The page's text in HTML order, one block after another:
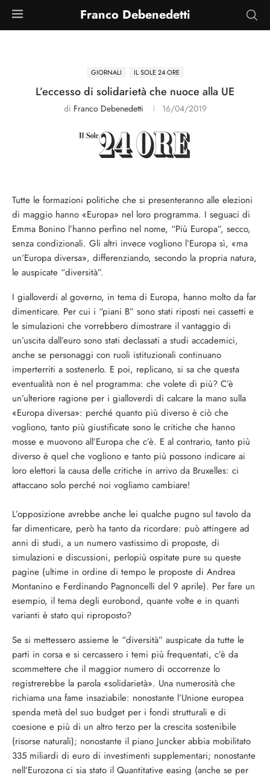
Franco Debenedetti
GIORNALI IL SOLE 24 ORE
L’eccesso di solidarietà che nuoce alla UE
di Franco Debenedetti 16/04/2019
Tutte le formazioni politiche che si presenteranno alle elezioni
di maggio hanno «Europa» nel loro programma. I seguaci di
Emma Bonino l’hanno perfino nel nome, “Più Europa”, secco,
senza condizionali. Gli altri invece vogliono l’Europa sì, «ma
un’Europa diversa», differenziando, secondo la propria natura,
le auspicate “diversità”.
I gialloverdi al governo, in tema di Europa, hanno molto da far
dimenticare. Per cui i “piani B” sono stati riposti nei cassetti e
le simulazioni che vorrebbero dimostrare il vantaggio di
un’uscita dall’euro sono stati declassati a studi accademici,
anche se personaggi con ruoli istituzionali continuano
imperterriti a sostenerlo. E poi, replicano, si sa che questa
eventualità non è nel programma: che volete di più? C’è
un’ulteriore ragione per i gialloverdi di calcare la mano sulla
«Europa diversa»: perché quanto più diverso è ciò che
vogliono, tanto più giustificate sono le critiche che hanno
mosse e muovono all’Europa che c’è. E al contrario, tanto più
diverso è quel che vogliono e tanto più possono indicare ai
loro elettori la causa delle critiche in arrivo da Bruxelles: ci
attaccano solo perché noi vogliamo cambiare!
L’opposizione avrebbe anche lei qualche pugno sul tavolo da
far dimenticare, però ha tanto da ricordare: può attingere ad
anni di studi, a un numero vastissimo di proposte, di
simulazioni e discussioni, perlopiù ospitate pure su queste
pagine (ultime in ordine di tempo le proposte di Andrea
Montanino e Ferdinando Pagnoncelli del 9 aprile). Per fare un
esempio, il tema degli eurobond, quante volte e in quanti
varianti è stato qui riproposto?
Se si mettessero assieme le “diversità” auspicate da tutte le
parti in corsa e si cercassero i temi più frequentati, c’è da
scommettere che il maggior numero di occorrenze lo
registrerebbe la parola «solidarietà». Una numerosità che
richiama una fame insaziabile: nonostante l’Unione europea
spenda metà del suo budget per i fondi strutturali e di
coesione e più di un altro terzo per la crescita sostenibile
(risorse naturali); nonostante il piano Juncker abbia mobilitato
335 miliardi di euro di investimenti supplementari; nonostante
nell’Eurozona ci sia stato il Quantitative easing (anche se per